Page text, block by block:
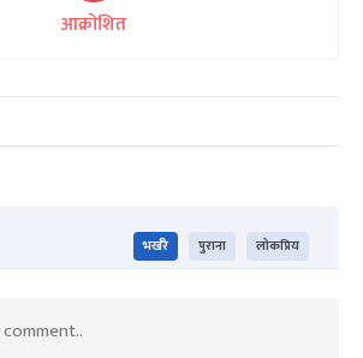
आक्रोशित
भर्खरै पुराना लोकप्रिय